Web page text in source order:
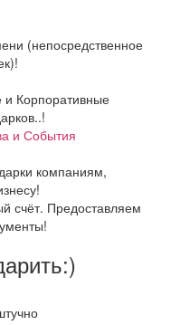
(непосредственное
Корпоративные
и События
компаниям,
счёт. Предоставляем